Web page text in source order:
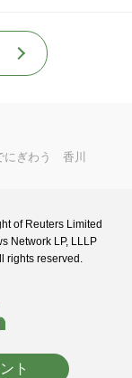
にぎわう 香川
of Reuters Limited
Network LP, LLLP
rights reserved.
ト